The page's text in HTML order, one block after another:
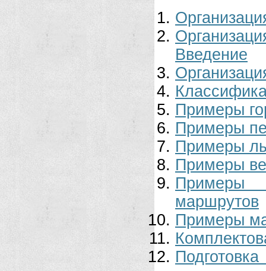
Введение
Примеры
Примеры
Примеры
Примеры
Примеры
маршрутов
Примеры